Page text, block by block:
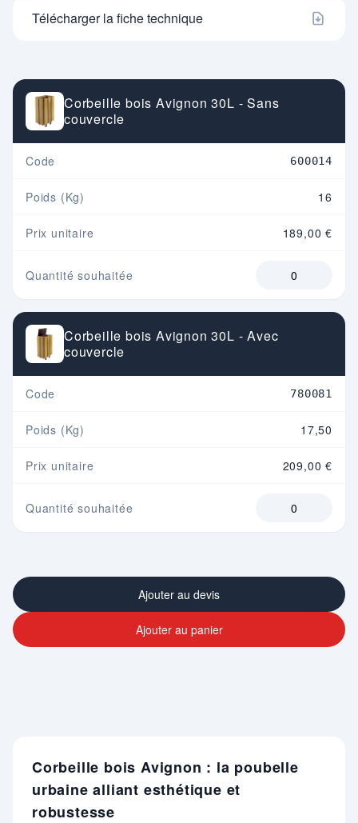
Télécharger la fiche technique
Corbeille bois Avignon 30L - Sans
couvercle
Code 600014
Poids (Kg) 16
Prix unitaire 189,00 €
Quantité souhaitée
Corbeille bois Avignon 30L - Avec
couvercle
Code 780081
Poids (Kg) 17,50
Prix unitaire 209,00 €
Quantité souhaitée
Ajouter au devis
Ajouter au panier
Corbeille bois Avignon : la poubelle
urbaine alliant esthétique et
robustesse